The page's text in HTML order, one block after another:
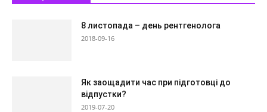
8 листопада – день рентгенолога
2018-09-16
Як заощадити час при підготовці до
відпустки?
2019-07-20